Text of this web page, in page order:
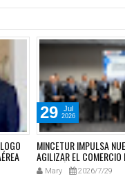
29 Jul
2026
MINCETUR IMPULSA
AGILIZAR EL COMERCIO
LA LOGÍSTICA NACIONAL
Mary 2026/7/29